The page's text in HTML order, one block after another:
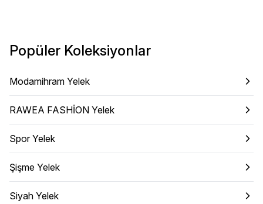
Popüler Koleksiyonlar
Modamihram Yelek
RAWEA FASHİON Yelek
Spor Yelek
Şişme Yelek
Siyah Yelek